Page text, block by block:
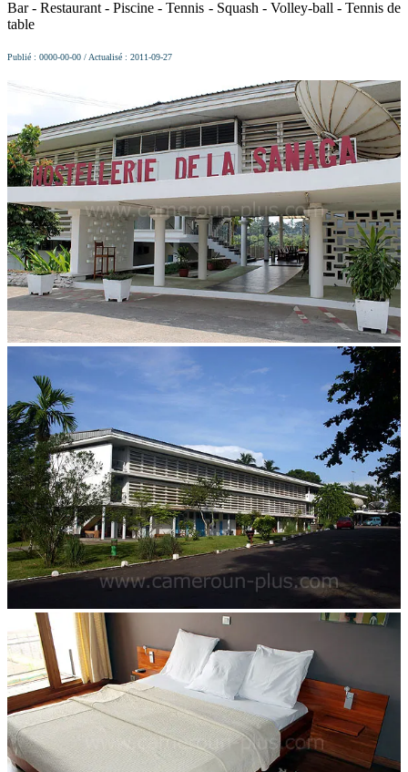
Bar - Restaurant - Piscine - Tennis - Squash - Volley-ball - Tennis de
table
Publié : 0000-00-00 / Actualisé : 2011-09-27